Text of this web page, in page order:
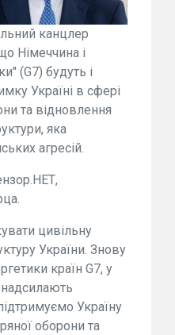
канцлер
Німеччина і
(G7) будуть і
Україні в сфері
та відновлення
яка
агресій.
цивільну
України. Знову
країн G7, у
надсилають
Україну
оборони та